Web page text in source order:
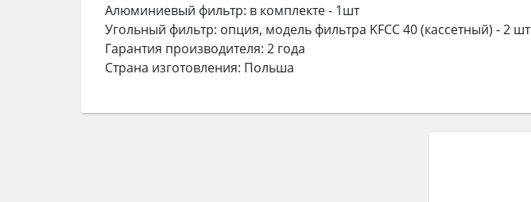
Алюминиевый фильтр: в комплекте - 1шт
Угольный фильтр: опция, модель фильтра KFCC 40 (кассетный) - 2 шт
Гарантия производителя: 2 года
Страна изготовления: Польша